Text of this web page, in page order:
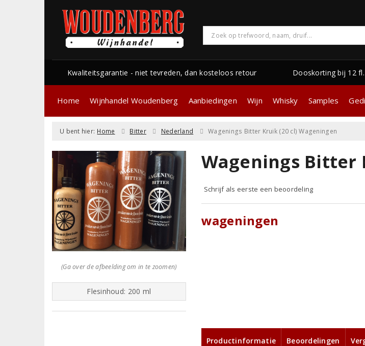
Kwaliteitsgarantie - niet tevreden, dan kosteloos retour Dooskorting bij 12
Home Wijnhandel Woudenberg Aanbiedingen Wijn Whisky Samples
U bent hier: Home Bitter Nederland Wagenings Bitter Kruik (20 cl) Wageningen
(Ga over de afbeelding om in te zoomen)
Flesinhoud: 200 ml
Wagenings Bitter
Schrijf als eerste een beoordeling
wageningen
Productinformatie Beoordelingen